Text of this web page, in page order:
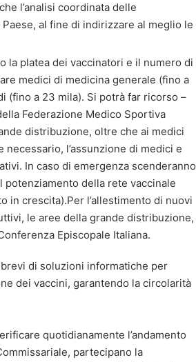
l’analisi coordinata delle
al fine di indirizzare al meglio le
la platea dei vaccinatori e il numero di
medici di medicina generale (fino a
(fino a 23 mila). Si potrà far ricorso –
Federazione Medico Sportiva
distribuzione, oltre che ai medici
l’assunzione di medici e
In caso di emergenza scenderanno
potenziamento della rete vaccinale
in crescita).Per l’allestimento di nuovi
le aree della grande distribuzione,
Episcopale Italiana.
di soluzioni informatiche per
dei vaccini, garantendo la circolarità
quotidianamente l’andamento
partecipano la